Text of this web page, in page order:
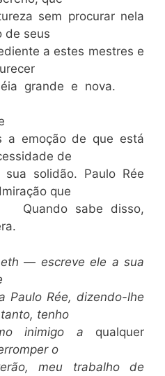
sem procurar nela
de seus
a estes mestres e
grande e nova.
a emoção de que está
de
solidão. Paulo Rée
que
Quando sabe disso,
— escreve ele a sua
Paulo Rée, dizendo-lhe
tenho
inimigo a qualquer
o
meu trabalho de